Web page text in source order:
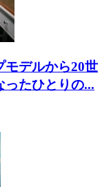
モデルから20世
ったひとりの...